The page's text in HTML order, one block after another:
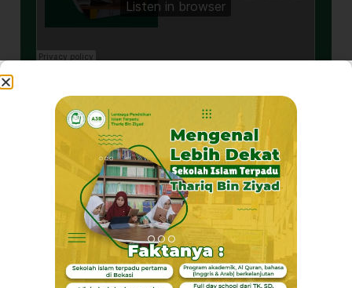
Akhlaq Terpuji